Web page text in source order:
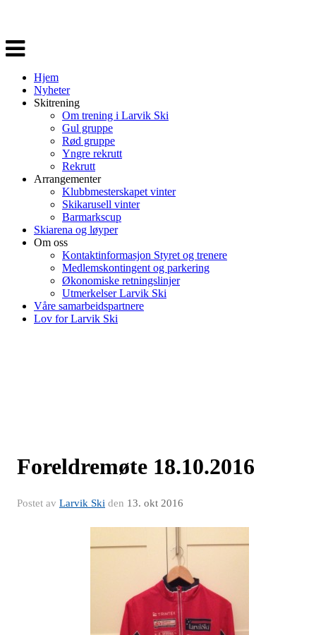
Veksle
navigasjon
Hjem
Nyheter
Skitrening
Om trening i Larvik Ski
Gul gruppe
Rød gruppe
Yngre rekrutt
Rekrutt
Arrangementer
Klubbmesterskapet vinter
Skikarusell vinter
Barmarkscup
Skiarena og løyper
Om oss
Kontaktinformasjon Styret og trenere
Medlemskontingent og parkering
Økonomiske retningslinjer
Utmerkelser Larvik Ski
Våre samarbeidspartnere
Lov for Larvik Ski
Foreldremøte 18.10.2016
Postet av Larvik Ski den 13. okt 2016